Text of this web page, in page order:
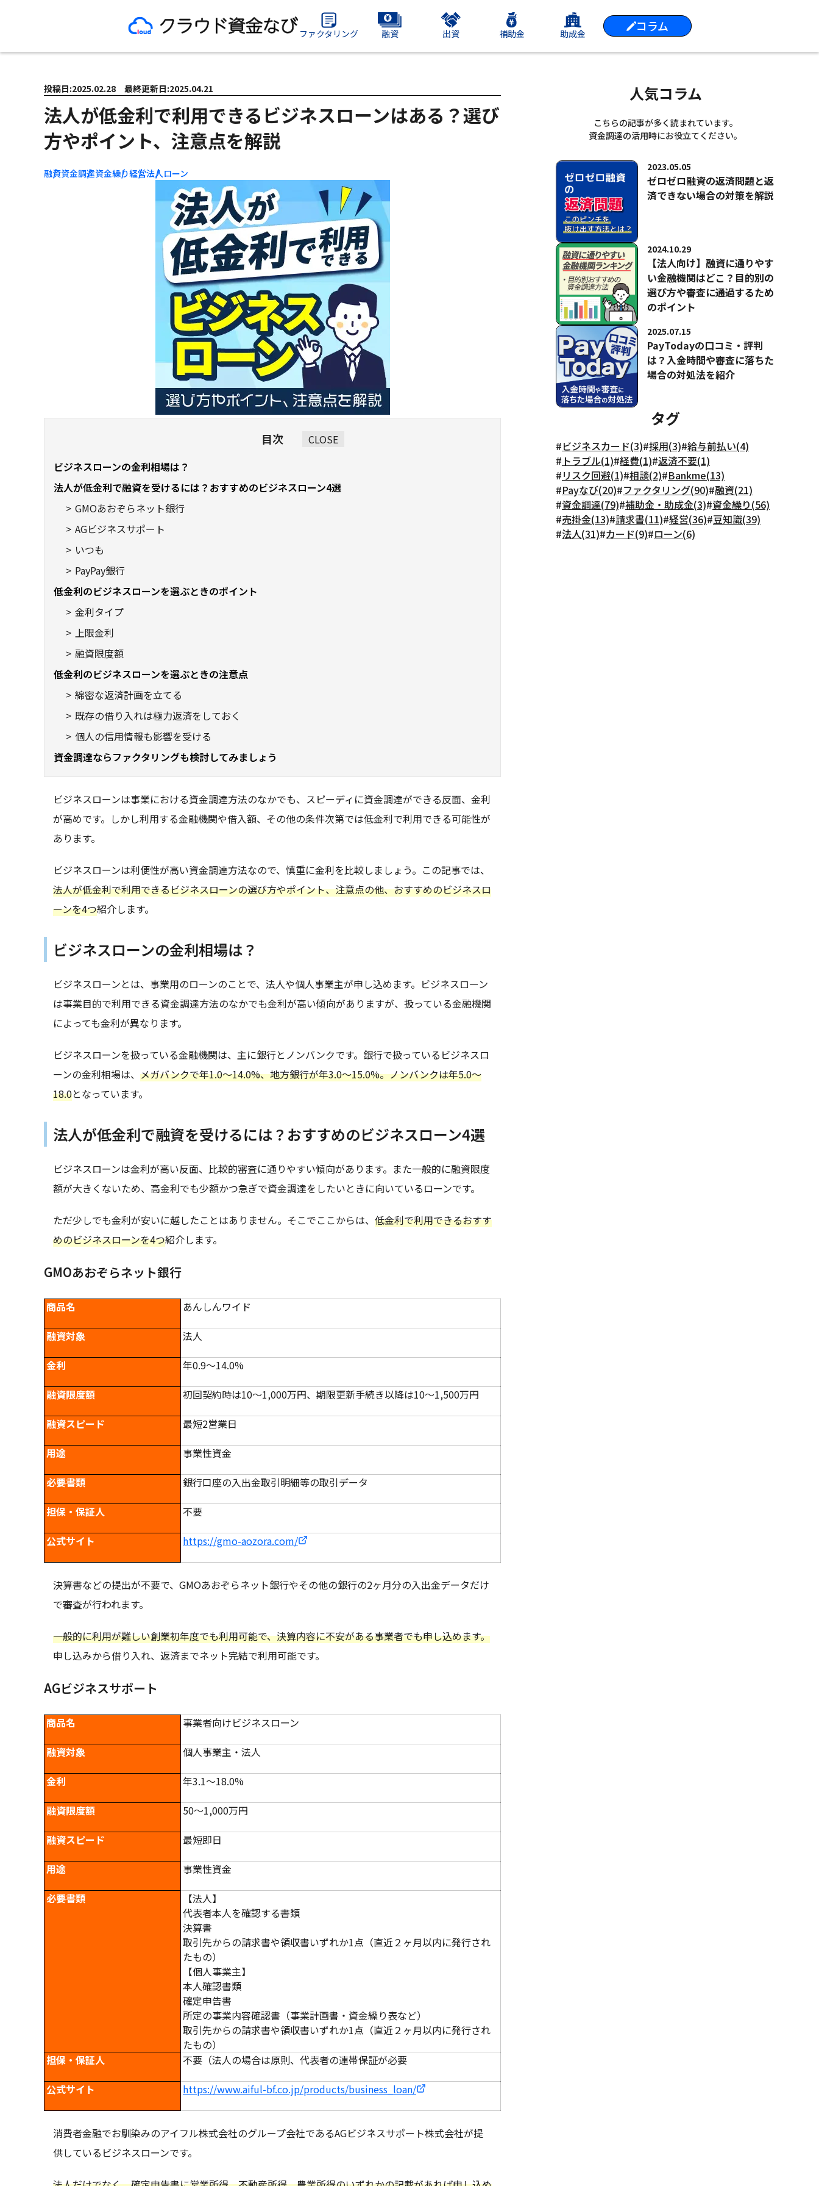
ファクタリング 融資 出資 補助金 助成金 コラム
投稿日:2025.02.28 最終更新日:2025.04.21
法人が低金利で利用できるビジネスローンはある？選び
方やポイント、注意点を解説
融資資金調達資金繰り経営法人ローン
目次
CLOSE
ビジネスローンの金利相場は？
法人が低金利で融資を受けるには？おすすめのビジネスローン4選
GMOあおぞらネット銀行
AGビジネスサポート
いつも
PayPay銀行
低金利のビジネスローンを選ぶときのポイント
金利タイプ
上限金利
融資限度額
低金利のビジネスローンを選ぶときの注意点
綿密な返済計画を立てる
既存の借り入れは極力返済をしておく
個人の信用情報も影響を受ける
資金調達ならファクタリングも検討してみましょう
ビジネスローンは事業における資金調達方法のなかでも、スピーディに資金調達ができる反面、金利
が高めです。しかし利用する金融機関や借入額、その他の条件次第では低金利で利用できる可能性が
あります。
ビジネスローンは利便性が高い資金調達方法なので、慎重に金利を比較しましょう。この記事では、
法人が低金利で利用できるビジネスローンの選び方やポイント、注意点の他、おすすめのビジネスロ
ーンを4つ紹介します。
ビジネスローンの金利相場は？
ビジネスローンとは、事業用のローンのことで、法人や個人事業主が申し込めます。ビジネスローン
は事業目的で利用できる資金調達方法のなかでも金利が高い傾向がありますが、扱っている金融機関
によっても金利が異なります。
ビジネスローンを扱っている金融機関は、主に銀行とノンバンクです。銀行で扱っているビジネスロ
ーンの金利相場は、 メガバンクで年1.0～14.0%、地方銀行が年3.0～15.0%。ノンバンクは年5.0～
18.0となっています。
法人が低金利で融資を受けるには？おすすめのビジネスローン4選
ビジネスローンは金利が高い反面、比較的審査に通りやすい傾向があります。また一般的に融資限度
額が大きくないため、高金利でも少額かつ急ぎで資金調達をしたいときに向いているローンです。
ただ少しでも金利が安いに越したことはありません。そこでここからは、 低金利で利用できるおすす
めのビジネスローンを4つ紹介します。
GMOあおぞらネット銀行
商品名
あんしんワイド
融資対象
法人
金利
年0.9～14.0%
融資限度額
初回契約時は10～1,000万円、期限更新手続き以降は10～1,500万円
融資スピード
最短2営業日
用途
事業性資金
必要書類
銀行口座の入出金取引明細等の取引データ
担保・保証人
不要
公式サイト
https://gmo-aozora.com/
決算書などの提出が不要で、GMOあおぞらネット銀行やその他の銀行の2ヶ月分の入出金データだけ
で審査が行われます。
一般的に利用が難しい創業初年度でも利用可能で、決算内容に不安がある事業者でも申し込めます。
申し込みから借り入れ、返済までネット完結で利用可能です。
AGビジネスサポート
商品名
事業者向けビジネスローン
融資対象
個人事業主・法人
金利
年3.1～18.0%
融資限度額
50～1,000万円
融資スピード
最短即日
用途
事業性資金
必要書類
【法人】
代表者本人を確認する書類
決算書
取引先からの請求書や領収書いずれか1点（直近２ヶ月以内に発行され
たもの）
【個人事業主】
本人確認書類
確定申告書
所定の事業内容確認書（事業計画書・資金繰り表など）
取引先からの請求書や領収書いずれか1点（直近２ヶ月以内に発行され
たもの）
担保・保証人
不要（法人の場合は原則、代表者の連帯保証が必要
公式サイト
https://www.aiful-bf.co.jp/products/business_loan/
消費者金融でお馴染みのアイフル株式会社のグループ会社であるAGビジネスサポート株式会社が提
供しているビジネスローンです。
人気コラム
こちらの記事が多く読まれています。
資金調達の活用時にお役立てください。
2023.05.05
ゼロゼロ融資の返済問題と返
済できない場合の対策を解説
2024.10.29
【法人向け】融資に通りやす
い金融機関はどこ？目的別の
選び方や審査に通過するため
のポイント
2025.07.15
PayTodayの口コミ・評判
は？入金時間や審査に落ちた
場合の対処法を紹介
タグ
#ビジネスカード(3)#採用(3)#給与前払い(4)
# トラブル(1)#経費(1)#返済不要(1)
#リスク回避(1)#相談(2)#Bankme(13)
#Payなび(20)#ファクタリング(90)#融資(21)
#資金調達(79)#補助金・助成金(3)#資金繰り(56)
#売掛金(13)#請求書(11)#経営(36)#豆知識(39)
#法人(31)#カード(9)#ローン(6)